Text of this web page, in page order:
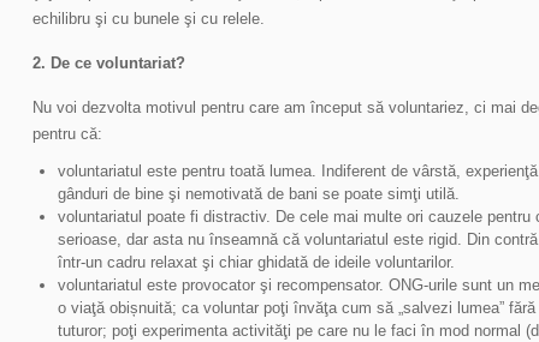
echilibru şi cu bunele şi cu relele.
2. De ce voluntariat?
Nu voi dezvolta motivul pentru care am început să voluntariez, ci mai
pentru că:
voluntariatul este pentru toată lumea. Indiferent de vârstă,
gânduri de bine şi nemotivată de bani se poate simţi utilă.
voluntariatul poate fi distractiv. De cele mai multe ori cauzele pentru
serioase, dar asta nu înseamnă că voluntariatul este rigid. Din
într-un cadru relaxat şi chiar ghidată de ideile voluntarilor.
voluntariatul este provocator şi recompensator. ONG-urile sunt un
o viaţă obișnuită; ca voluntar poţi învăţa cum să „salvezi lumea”
tuturor; poţi experimenta activităţi pe care nu le faci în mod normal